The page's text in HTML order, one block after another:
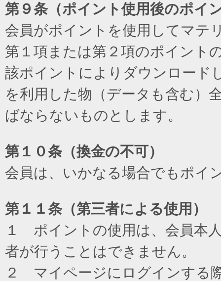
第９条（ポイント使用後のポイ
会員がポイントを使用してマテ
第１項または第２項のポイント
該ポイントによりダウンロード
を利用した物（データも含む）
ばならないものとします。
第１０条（換金の不可）
会員は、いかなる場合でもポイ
第１１条（第三者による使用）
１ ポイントの使用は、会員本
者が行うことはできません。
２ マイページにログインする